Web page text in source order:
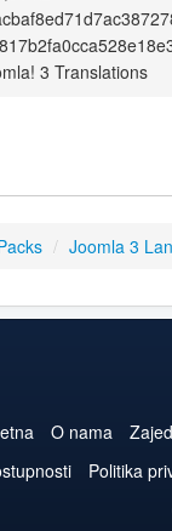
3 Translations
/ Joomla 3
O nama
Politika